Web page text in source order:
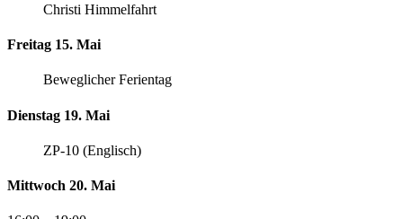
Christi Himmelfahrt
Freitag 15. Mai
Beweglicher Ferientag
Dienstag 19. Mai
ZP-10 (Englisch)
Mittwoch 20. Mai